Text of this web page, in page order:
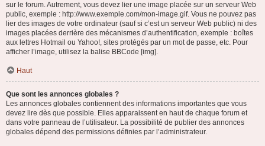
sur le forum. Autrement, vous devez lier une image placée sur un serveur Web
public, exemple : http://www.exemple.com/mon-image.gif. Vous ne pouvez pas
lier des images de votre ordinateur (sauf si c’est un serveur Web public) ni des
images placées derrière des mécanismes d’authentification, exemple : boîtes
aux lettres Hotmail ou Yahoo!, sites protégés par un mot de passe, etc. Pour
afficher l’image, utilisez la balise BBCode [img].
Haut
Que sont les annonces globales ?
Les annonces globales contiennent des informations importantes que vous
devez lire dès que possible. Elles apparaissent en haut de chaque forum et
dans votre panneau de l’utilisateur. La possibilité de publier des annonces
globales dépend des permissions définies par l’administrateur.